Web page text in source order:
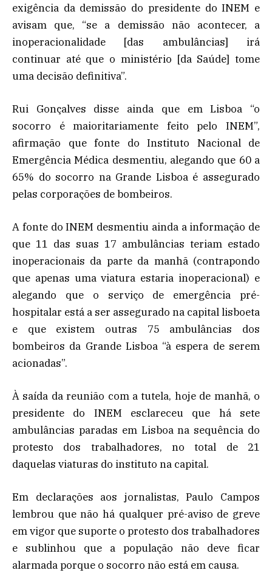
exigência da demissão do presidente do INEM e
avisam que, “se a demissão não acontecer, a
inoperacionalidade [das ambulâncias] irá
continuar até que o ministério [da Saúde] tome
uma decisão definitiva”.
Rui Gonçalves disse ainda que em Lisboa “o
socorro é maioritariamente feito pelo INEM”,
afirmação que fonte do Instituto Nacional de
Emergência Médica desmentiu, alegando que 60 a
65% do socorro na Grande Lisboa é assegurado
pelas corporações de bombeiros.
A fonte do INEM desmentiu ainda a informação de
que 11 das suas 17 ambulâncias teriam estado
inoperacionais da parte da manhã (contrapondo
que apenas uma viatura estaria inoperacional) e
alegando que o serviço de emergência pré-
hospitalar está a ser assegurado na capital lisboeta
e que existem outras 75 ambulâncias dos
bombeiros da Grande Lisboa “à espera de serem
acionadas”.
À saída da reunião com a tutela, hoje de manhã, o
presidente do INEM esclareceu que há sete
ambulâncias paradas em Lisboa na sequência do
protesto dos trabalhadores, no total de 21
daquelas viaturas do instituto na capital.
Em declarações aos jornalistas, Paulo Campos
lembrou que não há qualquer pré-aviso de greve
em vigor que suporte o protesto dos trabalhadores
e sublinhou que a população não deve ficar
alarmada porque o socorro não está em causa.